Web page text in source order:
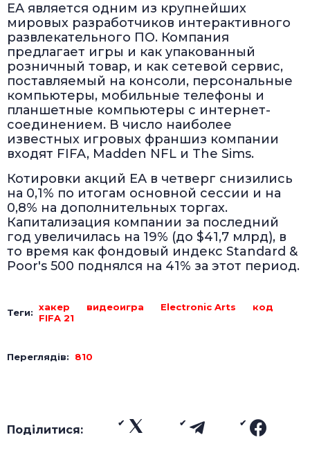
EA является одним из крупнейших
мировых разработчиков интерактивного
развлекательного ПО. Компания
предлагает игры и как упакованный
розничный товар, и как сетевой сервис,
поставляемый на консоли, персональные
компьютеры, мобильные телефоны и
планшетные компьютеры с интернет-
соединением. В число наиболее
известных игровых франшиз компании
входят FIFA, Madden NFL и The Sims.
Котировки акций EA в четверг снизились
на 0,1% по итогам основной сессии и на
0,8% на дополнительных торгах.
Капитализация компании за последний
год увеличилась на 19% (до $41,7 млрд), в
то время как фондовый индекс Standard &
Poor's 500 поднялся на 41% за этот период.
Теги: хакер видеоигра Electronic Arts
код
FIFA 21
Переглядів: 810
Поділитися: